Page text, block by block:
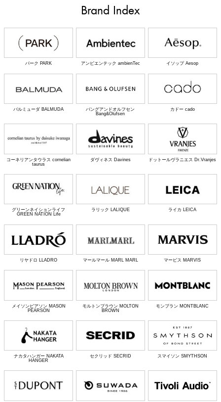
Brand Index
パーク PARK アンビエンテック ambienTec イソップ Aesop
バルミューダ BALMUDA
バングアンドオルフセン
Bang&Olufsen
カドー cado
コーネリアンタウラス cornelian
taurus
ダヴィネス Davines ドットールヴラニエス Dr.Vranjes
グリーンネイションライフ
GREEN NATION Life
ラリック LALIQUE ライカ LEICA
リヤドロ LLADRO マールマール MARL MARL マービス MARVIS
メイソンピアソン MASON
PEARSON
モルトンブラウン MOLTON
BROWN
モンブラン MONTBLANC
ナカタハンガー NAKATA
HANGER
セクリッド SECRID スマイソン SMYTHSON